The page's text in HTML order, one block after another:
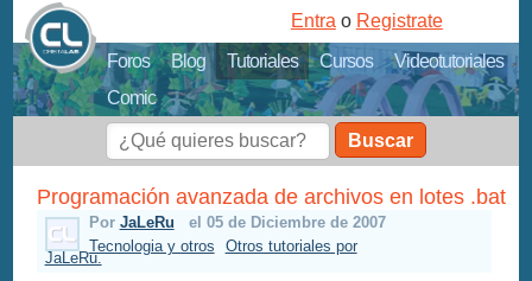
Foros Blog Tutoriales Cursos
Videotutoriales
Comic
Entra o Registrate
Buscar
Programación avanzada de archivos en lotes .bat
Por JaLeRu
el 05 de Diciembre de 2007
Tecnologia y otros
Otros tutoriales por
JaLeRu.